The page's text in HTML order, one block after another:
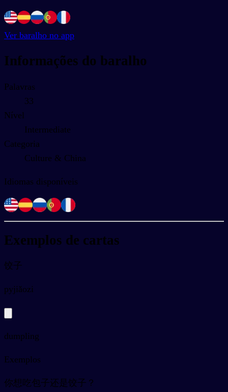
Ver baralho no app
Informações do baralho
Palavras
33
Nível
Intermediate
Categoria
Culture & China
Idiomas disponíveis
Exemplos de cartas
饺子
pyjiǎozi
dumpling
Exemplos
你想吃包子还是饺子？